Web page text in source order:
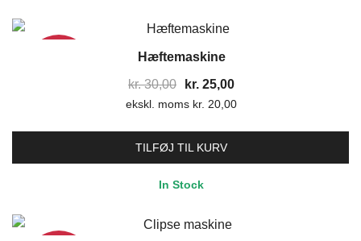
Hæftemaskine
kr.30,00
Den
oprindelige
var:
kr. 30,00.
kr. 25,00Den
aktuelle
kr. 25,00.
ekskl. moms kr. 20,00
TILFØJ TIL KURV
In Stock